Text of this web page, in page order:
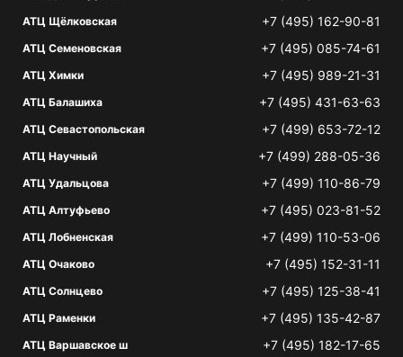
АТЦ Щёлковская +7 (495) 162-90-81
АТЦ Семеновская +7 (495) 085-74-61
АТЦ Химки +7 (495) 989-21-31
АТЦ Балашиха +7 (495) 431-63-63
АТЦ Севастопольская +7 (499) 653-72-12
АТЦ Научный +7 (499) 288-05-36
АТЦ Удальцова +7 (499) 110-86-79
АТЦ Алтуфьево +7 (495) 023-81-52
АТЦ Лобненская +7 (499) 110-53-06
АТЦ Очаково +7 (495) 152-31-11
АТЦ Солнцево +7 (495) 125-38-41
АТЦ Раменки +7 (495) 135-42-87
АТЦ Варшавское ш +7 (495) 182-17-65